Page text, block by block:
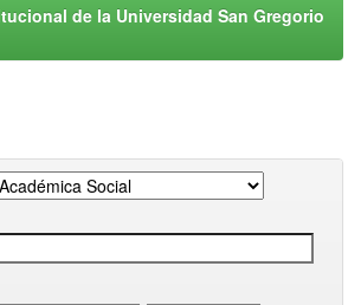
de la Universidad San Gregorio